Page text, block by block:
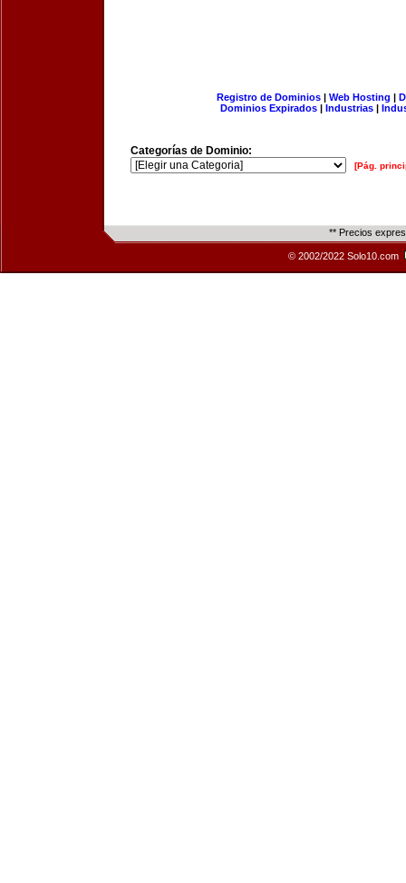
Registro de Dominios| Web Hosting |
Dominios Expirados | Industrias |
Categorías de Dominio:
[Pág.
** Precios
© 2002/2022 Solo10.com